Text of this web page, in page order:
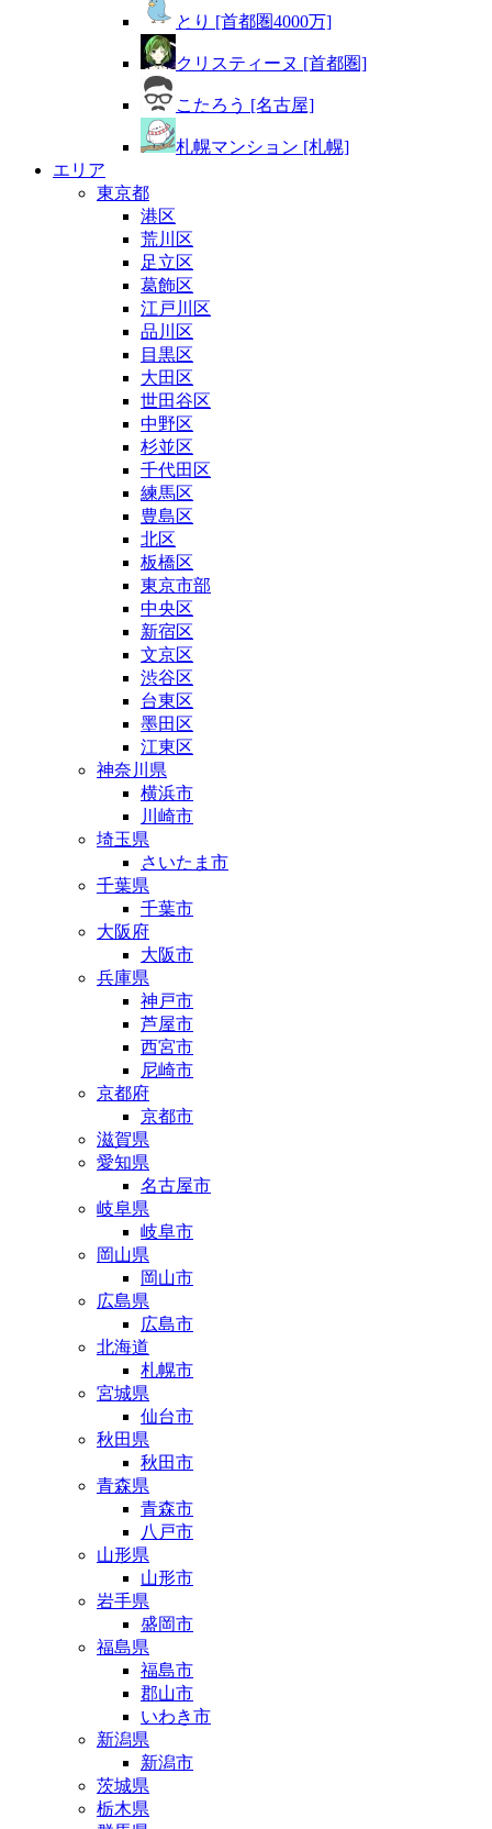
とり [首都圏4000万]
クリスティーヌ [首都圏]
こたろう [名古屋]
札幌マンション [札幌]
エリア
東京都
港区
荒川区
足立区
葛飾区
江戸川区
品川区
目黒区
大田区
世田谷区
中野区
杉並区
千代田区
練馬区
豊島区
北区
板橋区
東京市部
中央区
新宿区
文京区
渋谷区
台東区
墨田区
江東区
神奈川県
横浜市
川崎市
埼玉県
さいたま市
千葉県
千葉市
大阪府
大阪市
兵庫県
神戸市
芦屋市
西宮市
尼崎市
京都府
京都市
滋賀県
愛知県
名古屋市
岐阜県
岐阜市
岡山県
岡山市
広島県
広島市
北海道
札幌市
宮城県
仙台市
秋田県
秋田市
青森県
青森市
八戸市
山形県
山形市
岩手県
盛岡市
福島県
福島市
郡山市
いわき市
新潟県
新潟市
茨城県
栃木県